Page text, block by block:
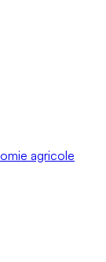
agricole